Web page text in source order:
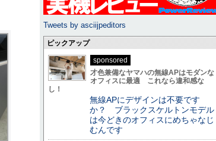
Tweets by asciijpeditors
ピックアップ
sponsored
才色兼備なヤマハの無線APはモダンな
オフィスに最適 これなら違和感な
し！
無線APにデザインは不要です
か？ ブラックスケルトンモデル
は今どきのオフィスにめちゃなじ
むんです